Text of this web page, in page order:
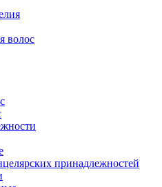
волос
принадлежностей